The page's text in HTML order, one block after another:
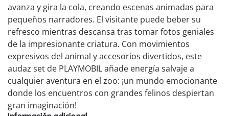
avanza y gira la cola, creando escenas animadas para
pequeños narradores. El visitante puede beber su
refresco mientras descansa tras tomar fotos geniales
de la impresionante criatura. Con movimientos
expresivos del animal y accesorios divertidos, este
audaz set de PLAYMOBIL añade energía salvaje a
cualquier aventura en el zoo: ¡un mundo emocionante
donde los encuentros con grandes felinos despiertan
gran imaginación!